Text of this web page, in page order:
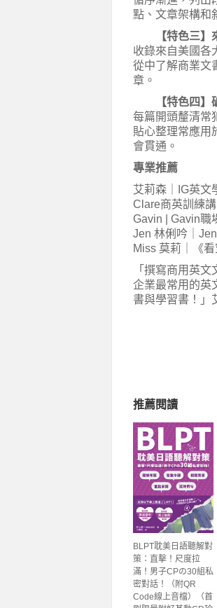
點、文章架構和
【特色三】來
收錄來自美國各
從中了解商業文
章。
【特色四】破
每篇開頭釐清常
貼心整理常應用
會貫通。
專業推薦
艾莉森｜IG英文
Clare商英訓練講
Gavin | Gavin職
Jen 林俐吟｜
Miss 莫莉｜《
「撰寫商用英
企業最常用的英
書與學習書！」
推薦閱讀
BLPT耽美日語聽解對
策：直擊！尺度拉
滿！男子CPの30組私
密對話！（附QR
Code線上音檔）（首